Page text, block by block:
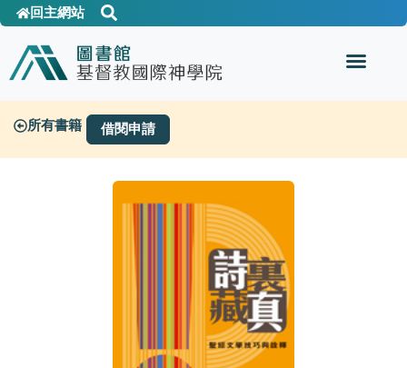
回主網站
所有書籍 借閱申請